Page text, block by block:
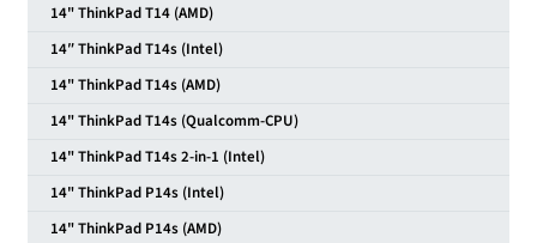
14" ThinkPad T14 (AMD)
14″ ThinkPad T14s (Intel)
14" ThinkPad T14s (AMD)
14" ThinkPad T14s (Qualcomm-CPU)
14" ThinkPad T14s 2-in-1 (Intel)
14" ThinkPad P14s (Intel)
14" ThinkPad P14s (AMD)